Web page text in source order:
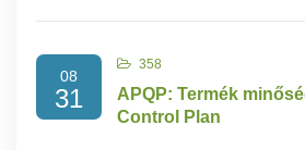
08
31
358
APQP: Termék
Control Plan